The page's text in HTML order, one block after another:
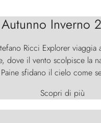
Autunno Inverno
Ricci Explorer viaggia
dove il vento scolpisce la
sfidano il cielo come
Scopri di più